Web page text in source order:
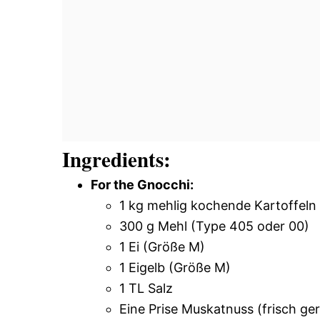
Ingredients:
For the Gnocchi:
1 kg mehlig kochende Kartoffeln
300 g Mehl (Type 405 oder 00)
1 Ei (Größe M)
1 Eigelb (Größe M)
1 TL Salz
Eine Prise Muskatnuss (frisch